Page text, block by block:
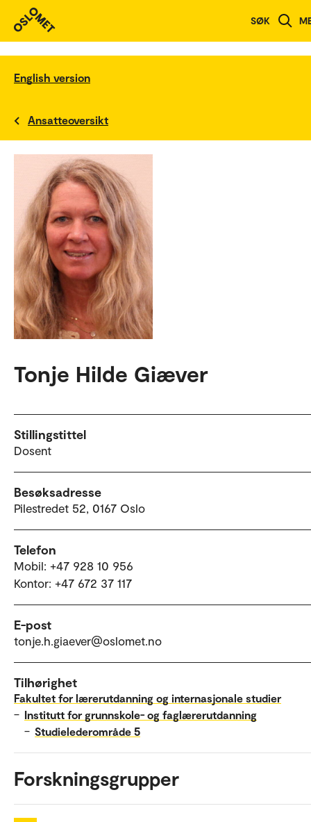
SØK
English version
Ansatteoversikt
Tonje Hilde Giæver
Stillingstittel
Dosent
Besøksadresse
Pilestredet 52, 0167 Oslo
Telefon
Mobil: +47 928 10 956
Kontor: +47 672 37 117
E-post
tonje.h.giaever@oslomet.no
Tilhørighet
Fakultet for lærerutdanning og internasjonale studier
– Institutt for grunnskole- og faglærerutdanning
– Studielederområde 5
Forskningsgrupper